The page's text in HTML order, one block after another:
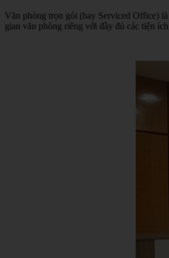
Văn phòng trọn gói (hay Serviced Office)
gian văn phòng riêng với đầy đủ các tiện